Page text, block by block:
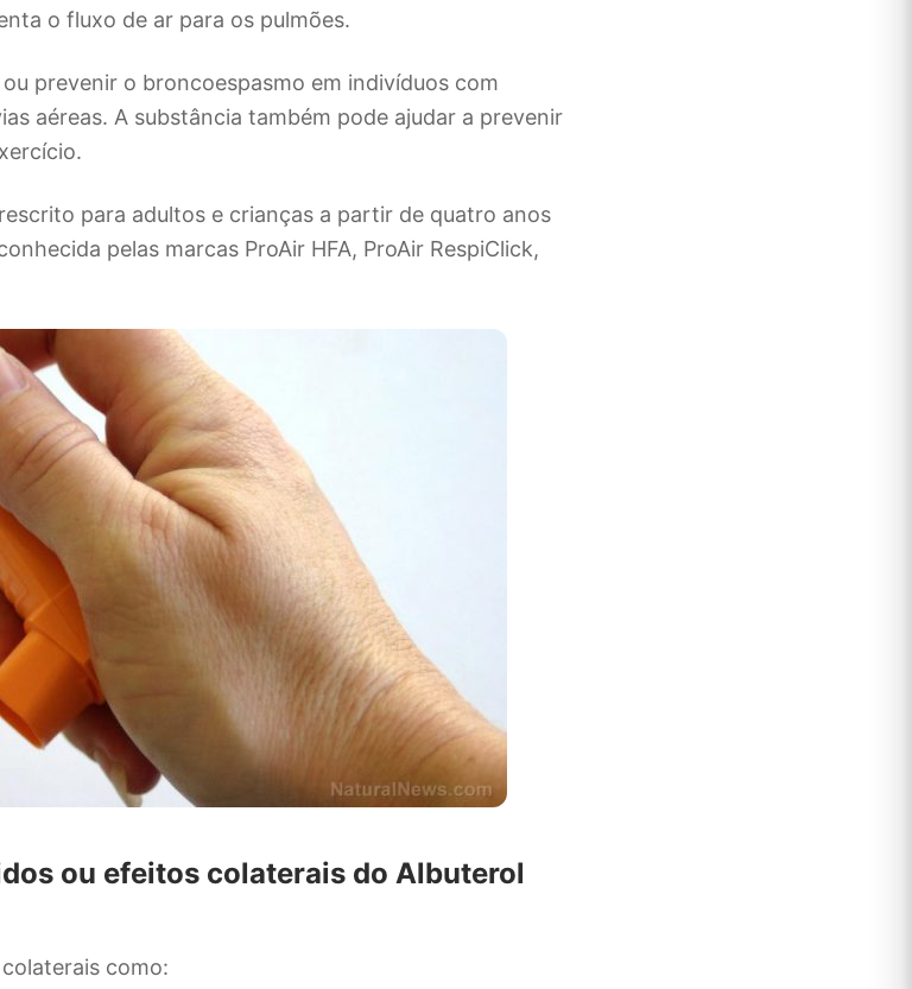
o fluxo de ar para os pulmões.
prevenir o broncoespasmo em indivíduos com
aéreas. A substância também pode ajudar a prevenir
para adultos e crianças a partir de quatro anos
pelas marcas ProAir HFA, ProAir RespiClick,
ou efeitos colaterais do Albuterol
como: